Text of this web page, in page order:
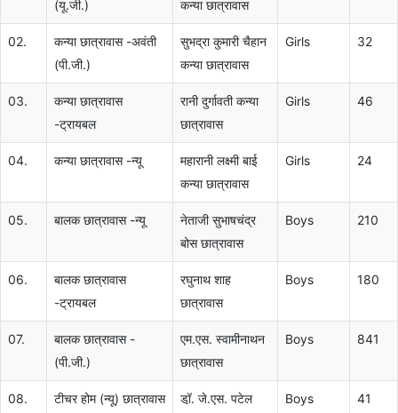
(यू.जी.)
कन्या छात्रावास
02.
कन्या छात्रावास -अवंती
(पी.जी.)
सुभद्रा कुमारी चैहान
कन्या छात्रावास
Girls 32
03.
कन्या छात्रावास
-ट्रायबल
रानी दुर्गावती कन्या
छात्रावास
Girls 46
04. कन्या छात्रावास -न्यू
महारानी लक्ष्मी बाई
कन्या छात्रावास
Girls 24
05. बालक छात्रावास -न्यू
नेताजी सुभाषचंद्र
बोस छात्रावास
Boys 210
06.
बालक छात्रावास
-ट्रायबल
रघुनाथ शाह
छात्रावास
Boys 180
07.
बालक छात्रावास -
(पी.जी.)
एम.एस. स्वामीनाथन
छात्रावास
Boys 841
08. टीचर होम (न्यू) छात्रावास
डॉ़. जे.एस. पटेल
Boys 41